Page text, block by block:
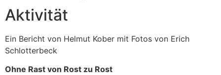
Aktivität
Ein Bericht von Helmut Kober mit Fotos von Erich
Schlotterbeck
Ohne Rast von Rost zu Rost